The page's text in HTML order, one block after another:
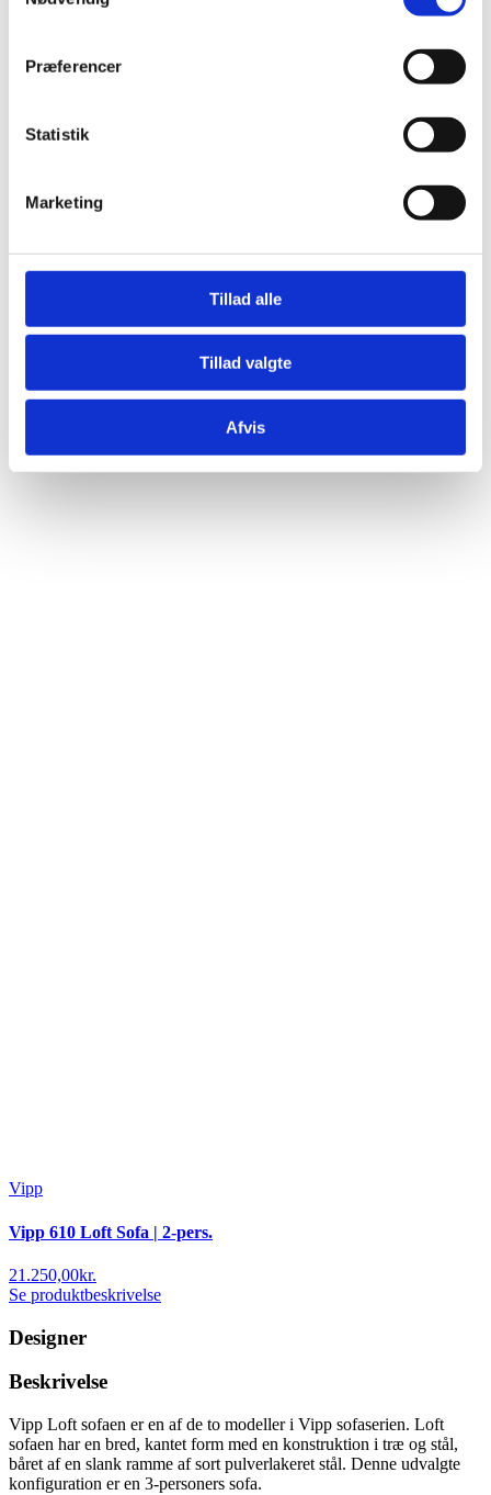
Præferencer
Statistik
Marketing
Tillad alle
Tillad valgte
Afvis
Vipp
Vipp 610 Loft Sofa | 2-pers.
21.250,00kr.
Se produktbeskrivelse
Designer
Beskrivelse
Vipp Loft sofaen er en af ​​de to modeller i Vipp sofaserien. Loft
sofaen har en bred, kantet form med en konstruktion i træ og stål,
båret af en slank ramme af sort pulverlakeret stål. Denne udvalgte
konfiguration er en 3-personers sofa.